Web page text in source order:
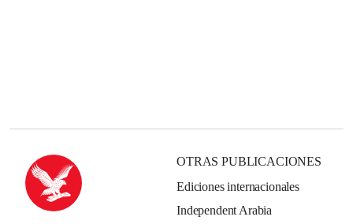
OTRAS PUBLICACIONES
Ediciones internacionales
Independent Arabia